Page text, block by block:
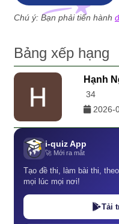
Chú ý: Bạn phải tiến hành
Bảng xếp hạng
Hạnh
34
2026-
i-quiz App
🚀 Mới ra mắt
Tạo đề thi, làm bài thi,
mọi lúc mọi nơi!
Tải